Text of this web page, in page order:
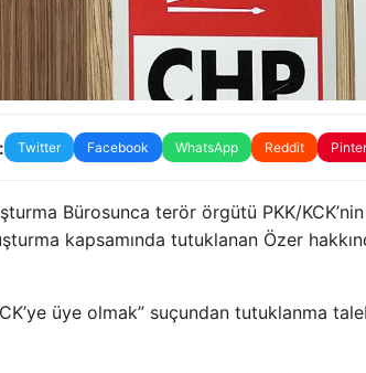
Twitter Facebook WhatsApp Reddit
Bürosunca terör örgütü PKK/KCK’nin
kapsamında tutuklanan Özer
üye olmak” suçundan tutuklanma